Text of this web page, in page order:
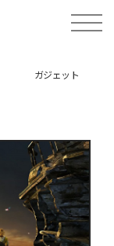
toggle
ガジェット